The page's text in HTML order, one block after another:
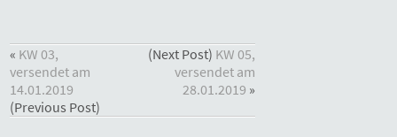
« KW 03,
versendet am
14.01.2019
(Previous Post)
(Next Post) KW 05,
versendet am
28.01.2019 »